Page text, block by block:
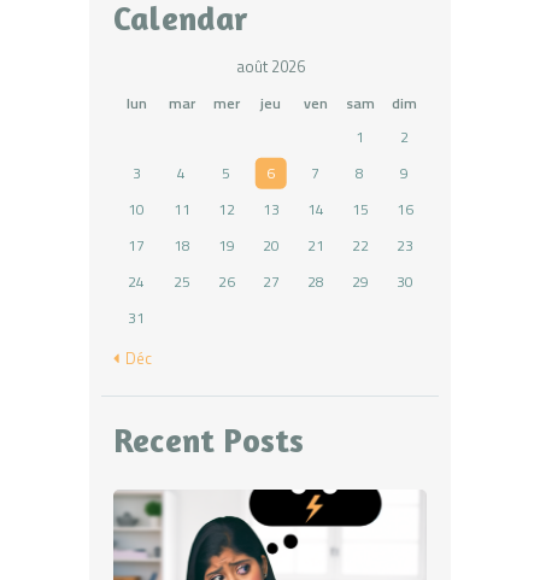
Calendar
août 2026
lun mar mer jeu ven sam
dim
1
2
3
4 5 6 7 8
9
10
11 12 13 14 15
16
17
18 19 20 21 22
23
24
25 26 27 28 29
30
31
« Déc
Recent Posts